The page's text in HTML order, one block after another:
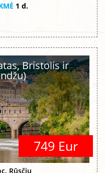
1 d.
Bristolis ir
749 Eur
Rūsčiu